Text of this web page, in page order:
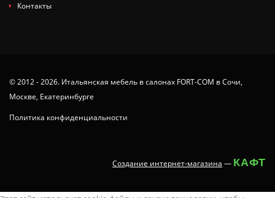
Контакты
© 2012 - 2026. Итальянская мебель в салонах FORT-COM в Сочи,
Москве, Екатеринбурге
Политика конфиденциальности
Создание интернет-магазина — КАФТ